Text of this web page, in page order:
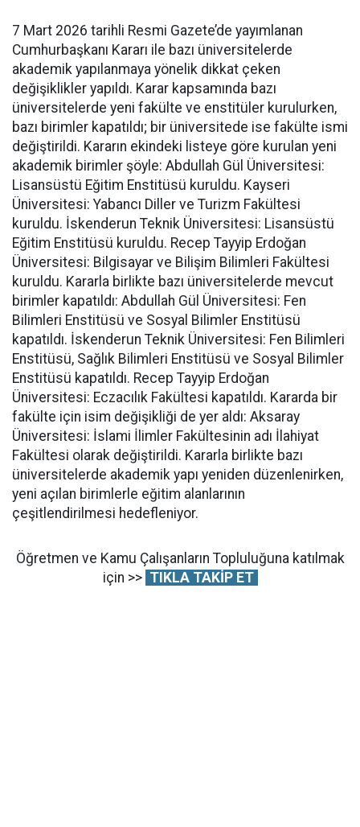
7 Mart 2026 tarihli Resmi Gazete’de yayımlanan
Cumhurbaşkanı Kararı ile bazı üniversitelerde
akademik yapılanmaya yönelik dikkat çeken
değişiklikler yapıldı. Karar kapsamında bazı
üniversitelerde yeni fakülte ve enstitüler kurulurken,
bazı birimler kapatıldı; bir üniversitede ise fakülte ismi
değiştirildi. Kararın ekindeki listeye göre kurulan yeni
akademik birimler şöyle: Abdullah Gül Üniversitesi:
Lisansüstü Eğitim Enstitüsü kuruldu. Kayseri
Üniversitesi: Yabancı Diller ve Turizm Fakültesi
kuruldu. İskenderun Teknik Üniversitesi: Lisansüstü
Eğitim Enstitüsü kuruldu. Recep Tayyip Erdoğan
Üniversitesi: Bilgisayar ve Bilişim Bilimleri Fakültesi
kuruldu. Kararla birlikte bazı üniversitelerde mevcut
birimler kapatıldı: Abdullah Gül Üniversitesi: Fen
Bilimleri Enstitüsü ve Sosyal Bilimler Enstitüsü
kapatıldı. İskenderun Teknik Üniversitesi: Fen Bilimleri
Enstitüsü, Sağlık Bilimleri Enstitüsü ve Sosyal Bilimler
Enstitüsü kapatıldı. Recep Tayyip Erdoğan
Üniversitesi: Eczacılık Fakültesi kapatıldı. Kararda bir
fakülte için isim değişikliği de yer aldı: Aksaray
Üniversitesi: İslami İlimler Fakültesinin adı İlahiyat
Fakültesi olarak değiştirildi. Kararla birlikte bazı
üniversitelerde akademik yapı yeniden düzenlenirken,
yeni açılan birimlerle eğitim alanlarının
çeşitlendirilmesi hedefleniyor.
Öğretmen ve Kamu Çalışanların Topluluğuna katılmak
için >> TIKLA TAKİP ET